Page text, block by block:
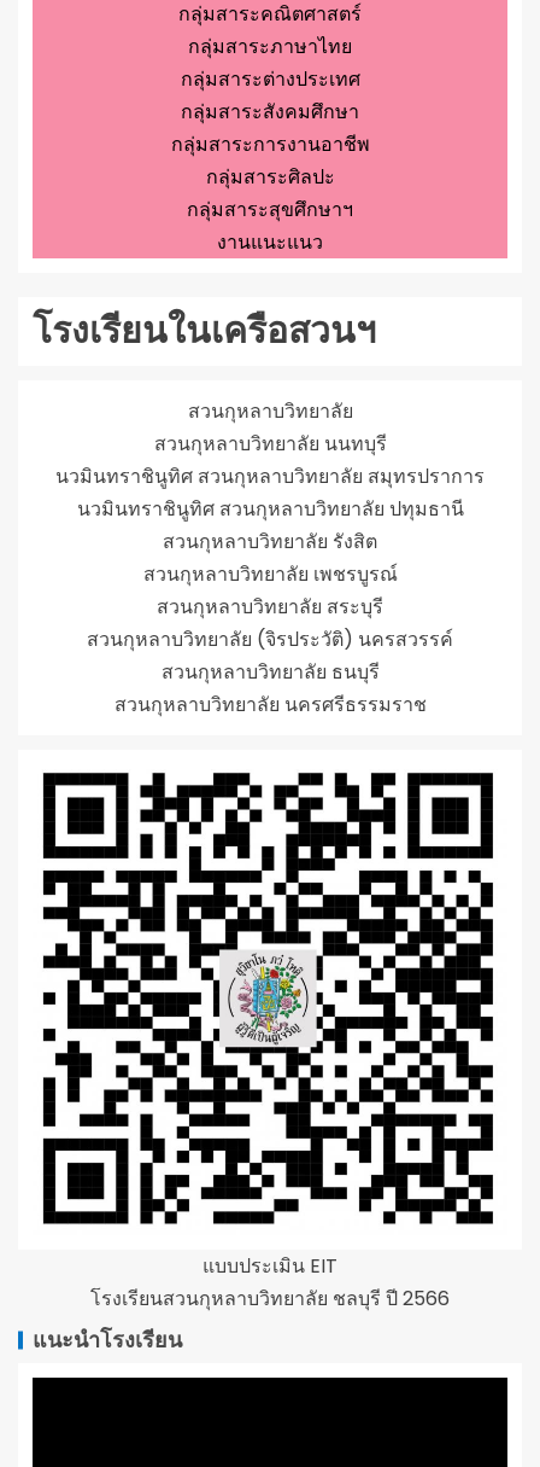
กลุ่มสาระคณิตศาสตร์
กลุ่มสาระภาษาไทย
กลุ่มสาระต่างประเทศ
กลุ่มสาระสังคมศึกษา
กลุ่มสาระการงานอาชีพ
กลุ่มสาระศิลปะ
กลุ่มสาระสุขศึกษาฯ
งานแนะแนว
โรงเรียนในเครือสวนฯ
สวนกุหลาบวิทยาลัย
สวนกุหลาบวิทยาลัย นนทบุรี
นวมินทราชินูทิศ สวนกุหลาบวิทยาลัย สมุทรปราการ
นวมินทราชินูทิศ สวนกุหลาบวิทยาลัย ปทุมธานี
สวนกุหลาบวิทยาลัย รังสิต
สวนกุหลาบวิทยาลัย เพชรบูรณ์
สวนกุหลาบวิทยาลัย สระบุรี
สวนกุหลาบวิทยาลัย (จิรประวัติ) นครสวรรค์
สวนกุหลาบวิทยาลัย ธนบุรี
สวนกุหลาบวิทยาลัย นครศรีธรรมราช
แบบประเมิน EIT
โรงเรียนสวนกุหลาบวิทยาลัย ชลบุรี ปี 2566
แนะนำโรงเรียน